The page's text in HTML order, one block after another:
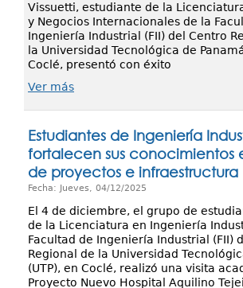
Vissuetti, estudiante de la
y Negocios Internacionales de la
Ingeniería Industrial (FII) del Centro
la Universidad Tecnológica de
Coclé, presentó con éxito
Ver más
Estudiantes de Ingeniería
fortalecen sus conocimientos
de proyectos e infraestructura
Fecha: Jueves, 04/12/2025
El 4 de diciembre, el grupo de
de la Licenciatura en Ingeniería
Facultad de Ingeniería Industrial (FII)
Regional de la Universidad
(UTP), en Coclé, realizó una visita
Proyecto Nuevo Hospital Aquilino